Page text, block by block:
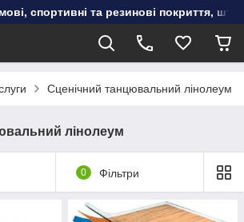
спортивні та резинові покриття,
Сценічний танцювальний лінолеум
лінолеум
0 Фільтри